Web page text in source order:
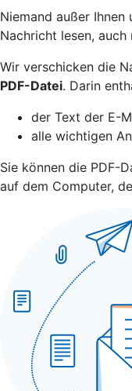
Niemand außer Ihnen
Nachricht lesen,
Wir verschicken die
PDF-Datei. Darin
der Text der E-
alle wichtigen
Sie können die PDF-
auf dem Computer,